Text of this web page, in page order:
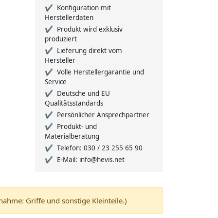
Konfiguration mit
Herstellerdaten
Produkt wird exklusiv
produziert
Lieferung direkt vom
Hersteller
Volle Herstellergarantie und
Service
Deutsche und EU
Qualitätsstandards
Persönlicher Ansprechpartner
Produkt- und
Materialberatung
Telefon: 030 / 23 255 65 90
E-Mail: info@hevis.net
Griffe und sonstige Kleinteile.)